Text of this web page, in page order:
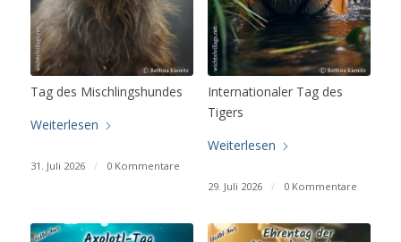
Tag des Mischlingshundes
Weiterlesen
31. Juli 2026 / 0 Kommentare
Internationaler Tag des
Tigers
Weiterlesen
29. Juli 2026 / 0 Kommentare